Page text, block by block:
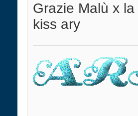
Grazie Malù x
kiss ary